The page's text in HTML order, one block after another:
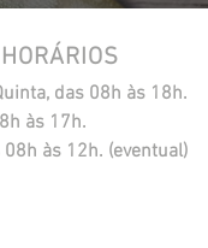
das 08h às 18h.
às 17h.
08h às 12h. (eventual)